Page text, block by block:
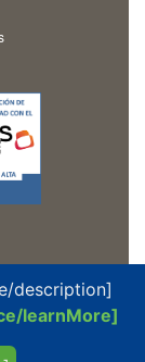
description]
learnMore]